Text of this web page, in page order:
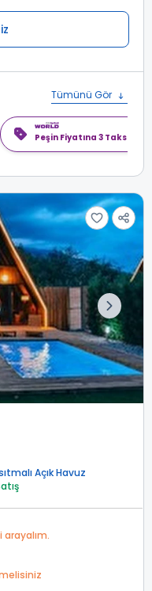
Tümünü Gör
Peşin Fiyatına 3 Taksit
Açık Havuz